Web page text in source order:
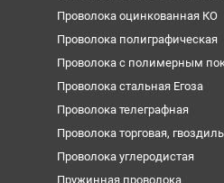
Проволока оцинкованная КО
Проволока полиграфическая
Проволока с полимерным
Проволока стальная Егоза
Проволока телеграфная
Проволока торговая,
Проволока углеродистая
Пружинная проволока